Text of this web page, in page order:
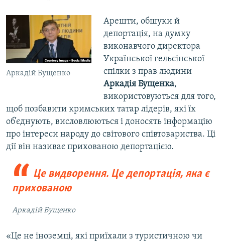
Аркадій Бущенко
Арешти, обшуки й
депортація, на думку
виконавчого директора
Української гельсінської
спілки з прав людини
Аркадія Бущенка,
використовуються для того,
щоб позбавити кримських татар лідерів, які їх
об’єднують, висловлюються і доносять інформацію
про інтереси народу до світового співтовариства. Ці
дії він називає прихованою депортацією.
Це видворення. Це депортація, яка є
прихованою
Аркадій Бущенко
«Це не іноземці, які приїхали з туристичною чи